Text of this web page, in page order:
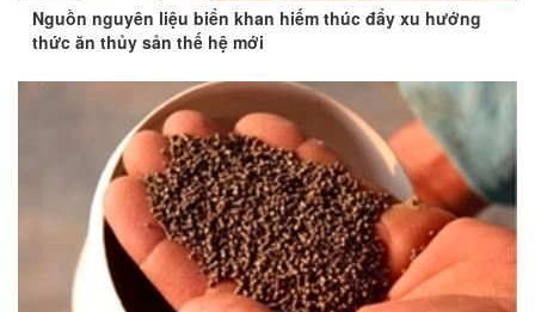
Nguồn nguyên liệu biển khan hiếm thúc đẩy xu hướng
thức ăn thủy sản thế hệ mới